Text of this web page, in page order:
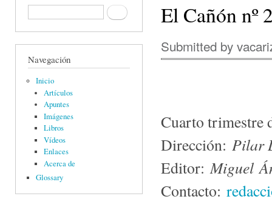
Formulario de búsquedaBuscar
Navegación
Inicio
Artículos
Apuntes
Imágenes
Libros
Vídeos
Enlaces
Acerca de
Glossary
El Cañón nº
Submitted by
Cuarto trimestre
Dirección: Pilar
Editor:Miguel
Contacto: